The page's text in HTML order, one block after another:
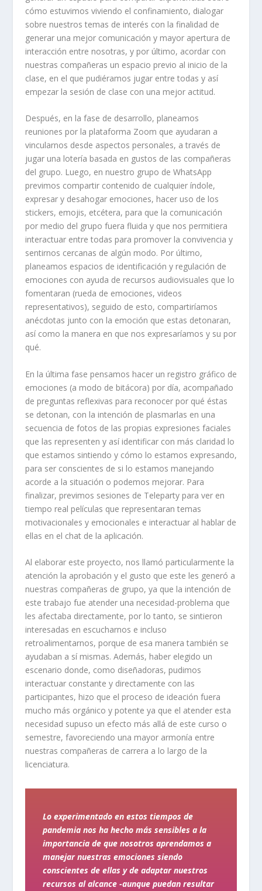
cómo estuvimos viviendo el confinamiento, dialogar
sobre nuestros temas de interés con la finalidad de
generar una mejor comunicación y mayor apertura de
interacción entre nosotras, y por último, acordar con
nuestras compañeras un espacio previo al inicio de la
clase, en el que pudiéramos jugar entre todas y así
empezar la sesión de clase con una mejor actitud.
Después, en la fase de desarrollo, planeamos
reuniones por la plataforma Zoom que ayudaran a
vincularnos desde aspectos personales, a través de
jugar una lotería basada en gustos de las compañeras
del grupo. Luego, en nuestro grupo de WhatsApp
previmos compartir contenido de cualquier índole,
expresar y desahogar emociones, hacer uso de los
stickers, emojis, etcétera, para que la comunicación
por medio del grupo fuera fluida y que nos permitiera
interactuar entre todas para promover la convivencia y
sentirnos cercanas de algún modo. Por último,
planeamos espacios de identificación y regulación de
emociones con ayuda de recursos audiovisuales que lo
fomentaran (rueda de emociones, videos
representativos), seguido de esto, compartiríamos
anécdotas junto con la emoción que estas detonaran,
así como la manera en que nos expresaríamos y su por
qué.
En la última fase pensamos hacer un registro gráfico de
emociones (a modo de bitácora) por día, acompañado
de preguntas reflexivas para reconocer por qué éstas
se detonan, con la intención de plasmarlas en una
secuencia de fotos de las propias expresiones faciales
que las representen y así identificar con más claridad lo
que estamos sintiendo y cómo lo estamos expresando,
para ser conscientes de si lo estamos manejando
acorde a la situación o podemos mejorar. Para
finalizar, previmos sesiones de Telepartypara ver en
tiempo real películas que representaran temas
motivacionales y emocionales e interactuar al hablar de
ellas en el chat de la aplicación.
Al elaborar este proyecto, nos llamó particularmente la
atención la aprobación y el gusto que este les generó a
nuestras compañeras de grupo, ya que la intención de
este trabajo fue atender una necesidad-problema que
les afectaba directamente, por lo tanto, se sintieron
interesadas en escucharnos e incluso
retroalimentarnos, porque de esa manera también se
ayudaban a sí mismas. Además, haber elegido un
escenario donde, como diseñadoras, pudimos
interactuar constante y directamente con las
participantes, hizo que el proceso de ideación fuera
mucho más orgánico y potente ya que el atender esta
necesidad supuso un efecto más allá de este curso o
semestre, favoreciendo una mayor armonía entre
nuestras compañeras de carrera a lo largo de la
licenciatura.
Lo experimentado en estos tiempos de
pandemia nos ha hecho más sensibles a la
importancia de que nosotros aprendamos a
manejar nuestras emociones siendo
conscientes de ellas y de adaptar nuestros
recursos al alcance -aunque puedan resultar